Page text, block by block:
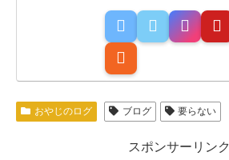
おやじのログ ブログ 要らない
スポンサーリンク